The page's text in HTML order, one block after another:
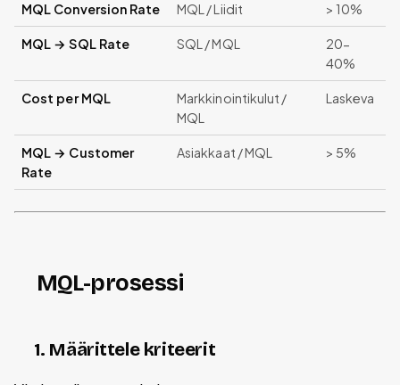
MQL Conversion Rate MQL / Liidit > 10%
MQL → SQL Rate SQL / MQL
20-
40%
Cost per MQL
Markkinointikulut /
MQL
Laskeva
MQL → Customer
Rate
Asiakkaat / MQL > 5%
MQL-prosessi
1. Määrittele kriteerit